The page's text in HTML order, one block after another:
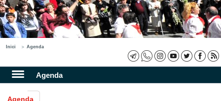
Inici Agenda
Agenda
Agenda